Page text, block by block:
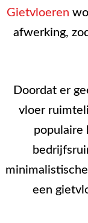
Gietvloeren
afwerking,
Doordat er
vloer
populaire
een